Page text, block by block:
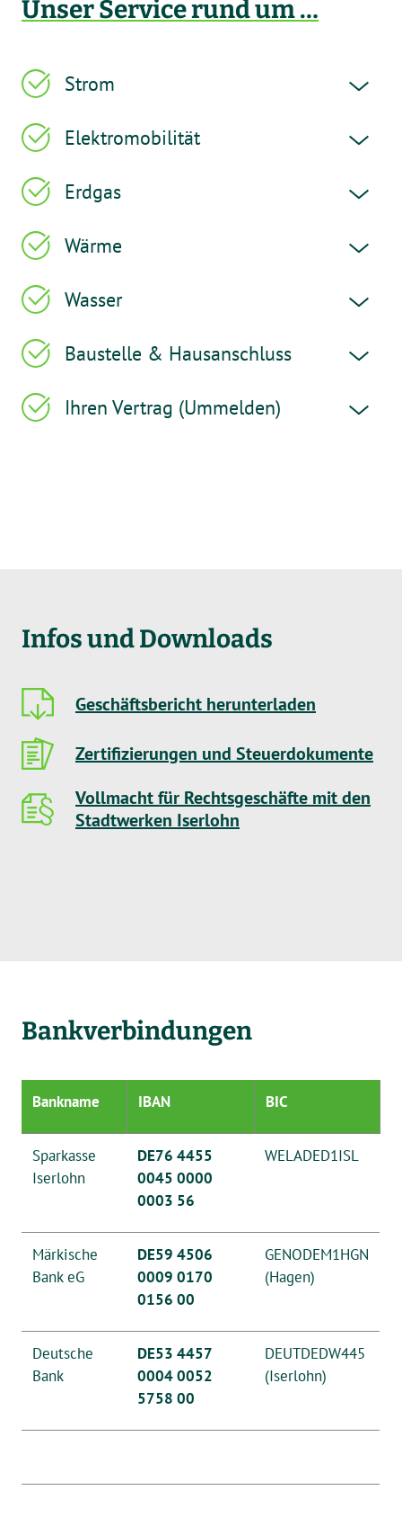
Unser Service rund um …
Strom
Elektromobilität
Erdgas
Wärme
Wasser
Baustelle & Hausanschluss
Ihren Vertrag (Ummelden)
Infos und Downloads
Geschäftsbericht herunterladen
Zertifizierungen und Steuerdokumente
Vollmacht für Rechtsgeschäfte mit den
Stadtwerken Iserlohn
Bankverbindungen
Bankname IBAN BIC
Sparkasse
Iserlohn
DE76 4455
0045 0000
0003 56
WELADED1ISL
Märkische
Bank eG
DE59 4506
0009 0170
0156 00
GENODEM1HGN
(Hagen)
Deutsche
Bank
DE53 4457
0004 0052
5758 00
DEUTDEDW445
(Iserlohn)